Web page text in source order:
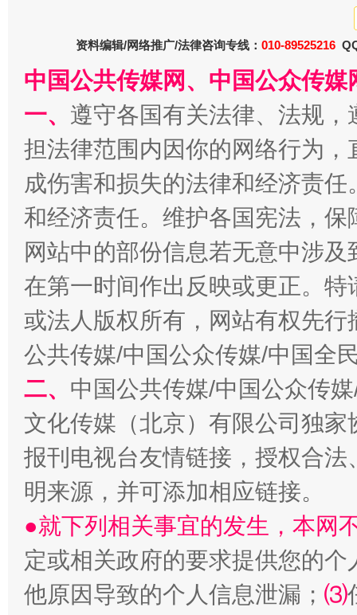
以产业富民促振兴 酒驾
事关残疾人未来5年
资料编辑/网络推广/法律咨询专线： 010-89525216
中国公共传媒网、中国公众传
一、 遵守各国有关法律、法规
担法律范围内因你的网络行为
成伤害和损失的法律和经济责
和经济责任。维护各国宪法，
网站中的部份信息若无意中涉
在第一时间作出反映或更正。
或法人版权所有，网站有权先
公共传媒/中国公众传媒/中国全
二、 中国公共传媒/中国公众传
文化传媒（北京）有限公司独
报刊电视台友情链接，授权合
明来源，并可添加相应链接。
●就下列相关事宜的发生，本网
定或相关政府的要求提供您的个
他原因导致的个人信息泄漏； ⑶